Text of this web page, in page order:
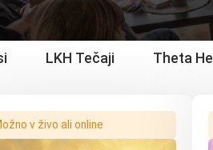
LKH Tečaji Theta
v živo ali online